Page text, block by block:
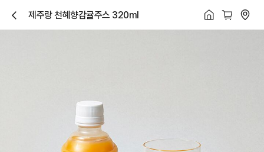
닫
기
제주랑 천혜향감귤주스 320ml